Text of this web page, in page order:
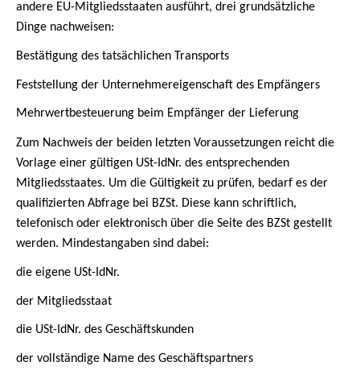
andere EU-Mitgliedsstaaten ausführt, drei grundsätzliche
Dinge nachweisen:
Bestätigung des tatsächlichen Transports
Feststellung der Unternehmereigenschaft des Empfängers
Mehrwertbesteuerung beim Empfänger der Lieferung
Zum Nachweis der beiden letzten Voraussetzungen reicht die
Vorlage einer gültigen USt-IdNr. des entsprechenden
Mitgliedsstaates. Um die Gültigkeit zu prüfen, bedarf es der
qualifizierten Abfrage bei BZSt. Diese kann schriftlich,
telefonisch oder elektronisch über die Seite des BZSt gestellt
werden. Mindestangaben sind dabei:
die eigene USt-IdNr.
der Mitgliedsstaat
die USt-IdNr. des Geschäftskunden
der vollständige Name des Geschäftspartners